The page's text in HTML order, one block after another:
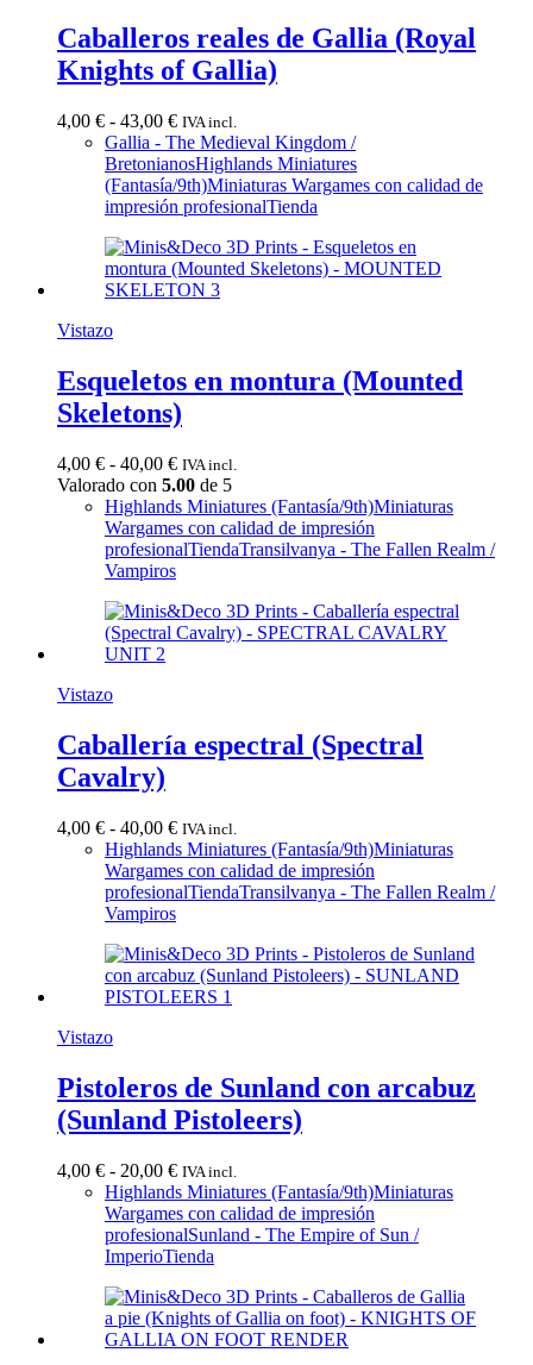
Caballeros reales de Gallia (Royal
Knights of Gallia)
4,00 € - 43,00 €Rango
de
precios:
desde
4,00 €
43,00 €
IVA incl.
Gallia - The Medieval Kingdom /
BretonianosHighlands Miniatures
(Fantasía/9th)Miniaturas Wargames con calidad de
impresión profesionalTienda
Vistazo
Esqueletos en montura (Mounted
Skeletons)
4,00 € - 40,00 €Rango
de
precios:
desde
4,00 €
IVA incl.
Valorado con 5.00 de 5
Highlands Miniatures (Fantasía/9th)Miniaturas
Wargames con calidad de impresión
profesionalTiendaTransilvanya - The Fallen Realm /
Vampiros
Vistazo
Caballería espectral (Spectral
Cavalry)
4,00 € - 40,00 €Rango
de
precios:
desde
40,00 €
IVA incl.
Highlands Miniatures (Fantasía/9th)Miniaturas
Wargames con calidad de impresión
profesionalTiendaTransilvanya - The Fallen Realm /
Vampiros
Vistazo
Pistoleros de Sunland con arcabuz
(Sunland Pistoleers)
4,00 € - 20,00 €Rango
de
precios:
desde
4,00 €
20,00 €
IVA incl.
Highlands Miniatures (Fantasía/9th)Miniaturas
Wargames con calidad de impresión
profesionalSunland - The Empire of Sun /
ImperioTienda